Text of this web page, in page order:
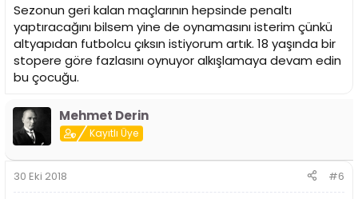
Sezonun geri kalan maçlarının hepsinde penaltı
yaptıracağını bilsem yine de oynamasını isterim çünkü
altyapıdan futbolcu çıksın istiyorum artık. 18 yaşında bir
stopere göre fazlasını oynuyor alkışlamaya devam edin
bu çocuğu.
Mehmet Derin
Kayıtlı Üye
30 Eki 2018 #6